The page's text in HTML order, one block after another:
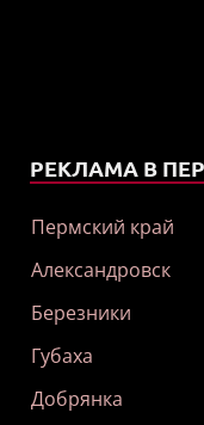
РЕКЛАМА В
Пермский край
Александровск
Березники
Губаха
Добрянка